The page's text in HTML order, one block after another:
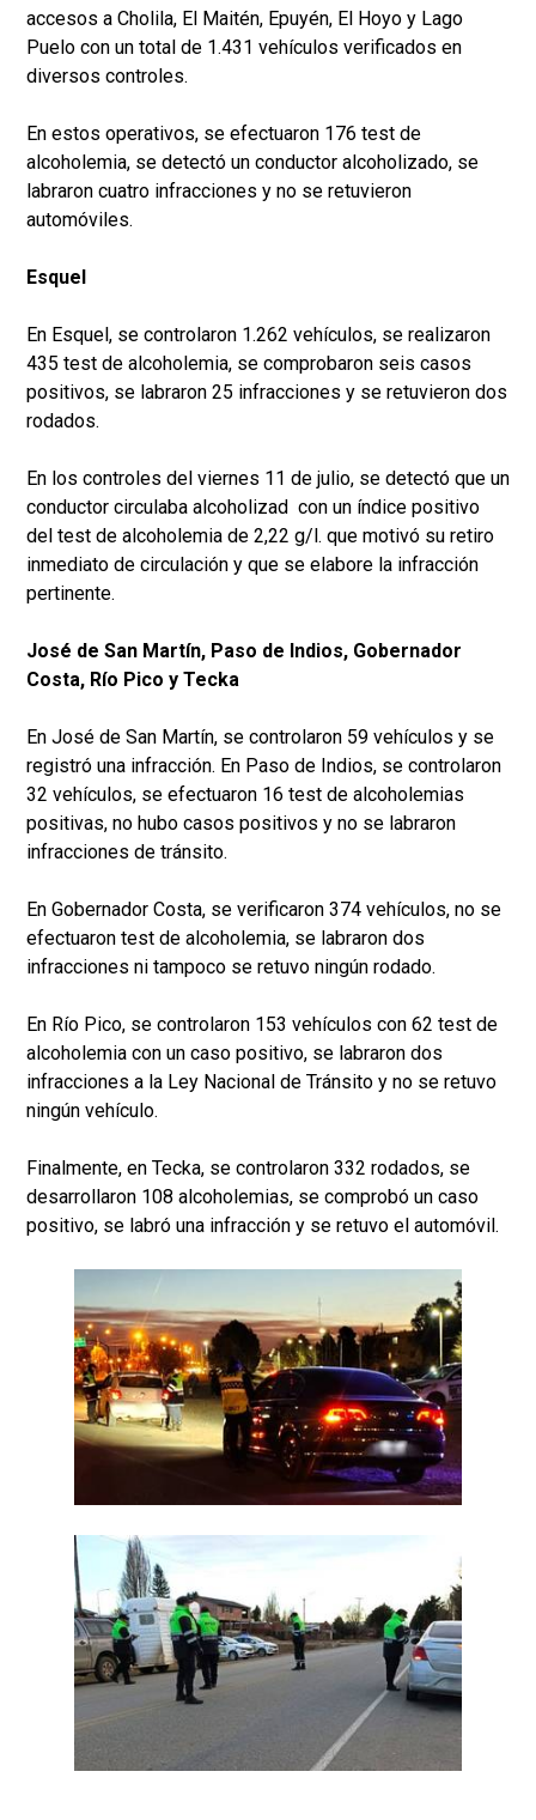
accesos a Cholila, El Maitén, Epuyén, El Hoyo y Lago
Puelo con un total de 1.431 vehículos verificados en
diversos controles.
En estos operativos, se efectuaron 176 test de
alcoholemia, se detectó un conductor alcoholizado, se
labraron cuatro infracciones y no se retuvieron
automóviles.
Esquel
En Esquel, se controlaron 1.262 vehículos, se realizaron
435 test de alcoholemia, se comprobaron seis casos
positivos, se labraron 25 infracciones y se retuvieron dos
rodados.
En los controles del viernes 11 de julio, se detectó que un
conductor circulaba alcoholizad con un índice positivo
del test de alcoholemia de 2,22 g/l. que motivó su retiro
inmediato de circulación y que se elabore la infracción
pertinente.
José de San Martín, Paso de Indios, Gobernador
Costa, Río Pico y Tecka
En José de San Martín, se controlaron 59 vehículos y se
registró una infracción. En Paso de Indios, se controlaron
32 vehículos, se efectuaron 16 test de alcoholemias
positivas, no hubo casos positivos y no se labraron
infracciones de tránsito.
En Gobernador Costa, se verificaron 374 vehículos, no se
efectuaron test de alcoholemia, se labraron dos
infracciones ni tampoco se retuvo ningún rodado.
En Río Pico, se controlaron 153 vehículos con 62 test de
alcoholemia con un caso positivo, se labraron dos
infracciones a la Ley Nacional de Tránsito y no se retuvo
ningún vehículo.
Finalmente, en Tecka, se controlaron 332 rodados, se
desarrollaron 108 alcoholemias, se comprobó un caso
positivo, se labró una infracción y se retuvo el automóvil.